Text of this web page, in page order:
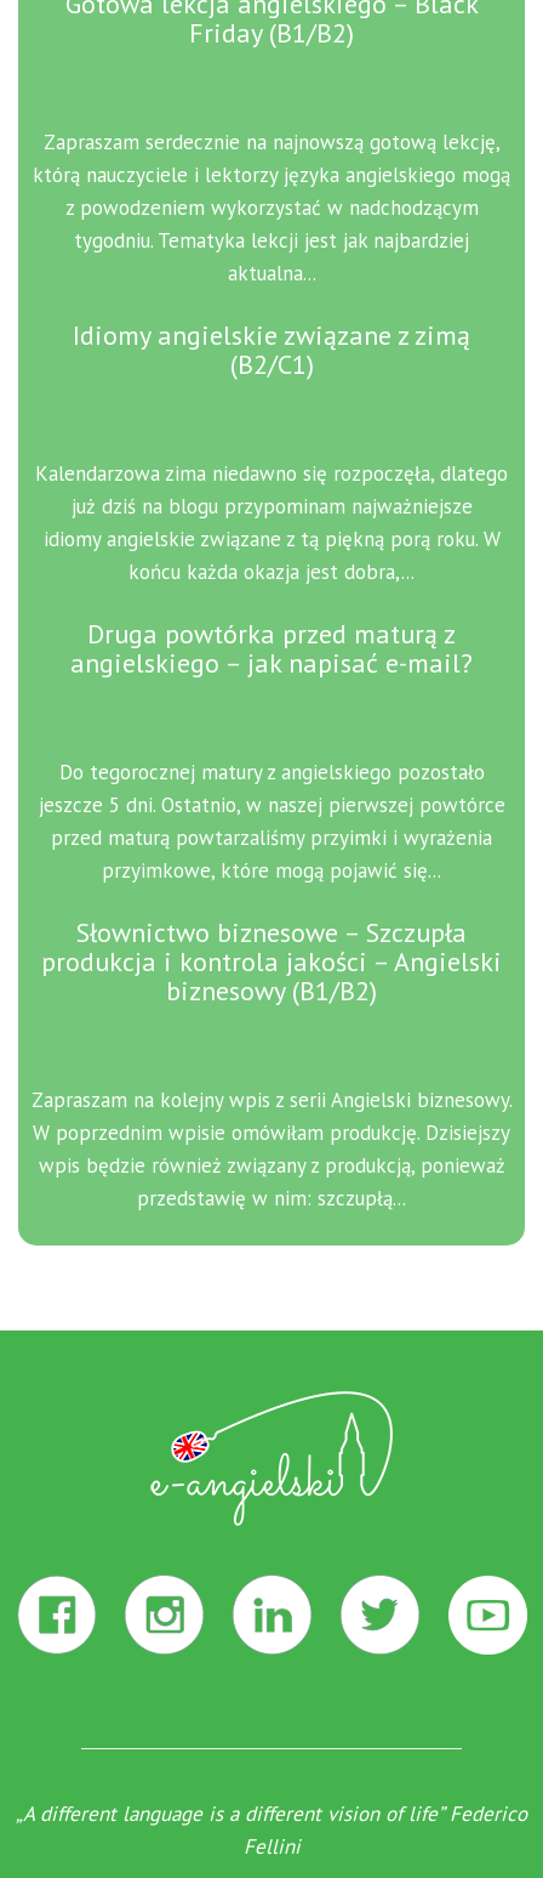
Friday (B1/B2)
Zapraszam serdecznie na najnowszą gotową lekcję,
którą nauczyciele i lektorzy języka angielskiego mogą
z powodzeniem wykorzystać w nadchodzącym
tygodniu. Tematyka lekcji jest jak najbardziej
aktualna...
Idiomy angielskie związane z zimą
(B2/C1)
Kalendarzowa zima niedawno się rozpoczęła, dlatego
już dziś na blogu przypominam najważniejsze
idiomy angielskie związane z tą piękną porą roku. W
końcu każda okazja jest dobra,...
Druga powtórka przed maturą z
angielskiego – jak napisać e-mail?
Do tegorocznej matury z angielskiego pozostało
jeszcze 5 dni. Ostatnio, w naszej pierwszej powtórce
przed maturą powtarzaliśmy przyimki i wyrażenia
przyimkowe, które mogą pojawić się...
Słownictwo biznesowe – Szczupła
produkcja i kontrola jakości – Angielski
biznesowy (B1/B2)
Zapraszam na kolejny wpis z serii Angielski biznesowy.
W poprzednim wpisie omówiłam produkcję. Dzisiejszy
wpis będzie również związany z produkcją, ponieważ
przedstawię w nim: szczupłą...
„A different language is a different vision of life” Federico
Fellini